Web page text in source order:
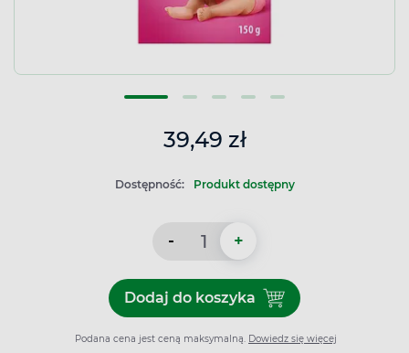
39,49 zł
Dostępność: Produkt dostępny
- +
Dodaj do koszykaDodaj do koszyka IBUM
Podana cena jest ceną maksymalną. Dowiedz się więcej